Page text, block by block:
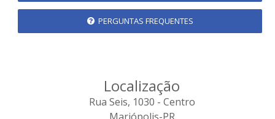
PERGUNTAS FREQUENTES
Localização
Rua Seis, 1030 - Centro
Mariópolis-PR